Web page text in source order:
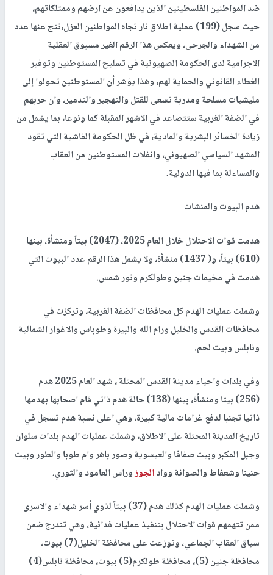
ضد المواطنين الفلسطينين الذين يدافعون عن ارضهم وممتلكاتهم،
حيث سجل (199) عملية اطلاق نار تجاه المواطنين العزل،نتج عنها عدد
من الشهداء والجرحى، ويعكس هذا الرقم الغير مسبوق العقلية
الاجرامية لدى الحكومة الصهيونية في تسليح المستوطنين وتوفير
الغطاء القانوني والحماية لهم، وهذا يؤشر أن المستوطنين تحولوا إلى
مليشيات مسلحة ومدربة تسعى للقتل والتهجير والتدمير، وان حربهم
في الضفة الغربية ستتصاعد في الاشهر المقبلة كما ونوعا، بما يشمل من
زيادة الخسائر البشرية والمادية، في ظل الحكومة الفاشية التي تقود
المشهد السياسي الصهيوني، وانفلات المستوطنين من العقاب
والمساءلة بما فيها الدولية.
هدم البيوت والمنشات
هدمت قوات الاحتلال خلال العام 2025، (2047) بيتاً ومنشأة، بينها
(610) بيتاً، و( 1437) منشأة، ولا يشمل هذا الرقم عدد البيوت التي
هدمت في مخيمات جنين وطولكرم ونور شمس.
وشملت عمليات الهدم كل محافظات الضفة الغربية، وتركزت في
محافظات القدس والخليل ورام الله والبيرة وطوباس والاغوار الشمالية
ونابلس وبيت لحم.
وفي بلدات واحياء مدينة القدس المحتلة ، شهد العام 2025 هدم
(256) بيتا ومنشأة، بينها (138) حالة هدم ذاتي قام اصحابها بهدمها
ذاتيا تجنبا لدفع غرامات مالية كبيرة، وهي اعلى نسبة هدم تسجل في
تاريخ المدينة المحتلة على الاطلاق، وشملت عمليات الهدم بلدات سلوان
وجبل المكبر وبيت صفافا والعيسوية وصور باهر وام طوبا والطور وبيت
حنينا وشعفاط والصوانة ووادالجوزوراس العامود والثوري.
وشملت عمليات الهدم كذلك هدم (37) بيتاً لذوي أسر شهداء والاسرى
ممن تتهمهم قوات الاحتلال بتنفيذ عمليات فدائية، وهي تندرج ضمن
سياق العقاب الجماعي، وتوزعت على محافظة الخليل(7) بيوت،
محافظة جنين (5)، محافظة طولكرم(5) بيوت، محافظة نابلس(4)